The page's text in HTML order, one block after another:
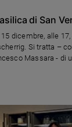
di San
dicembre, alle
Si tratta –
Massara - di